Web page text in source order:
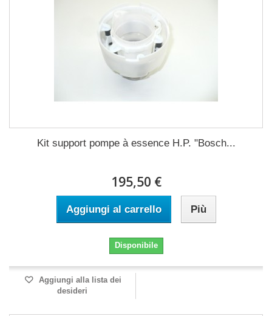
Kit support pompe à essence H.P. "Bosch...
195,50 €
Aggiungi al carrello Più
Disponibile
Aggiungi alla lista dei
desideri